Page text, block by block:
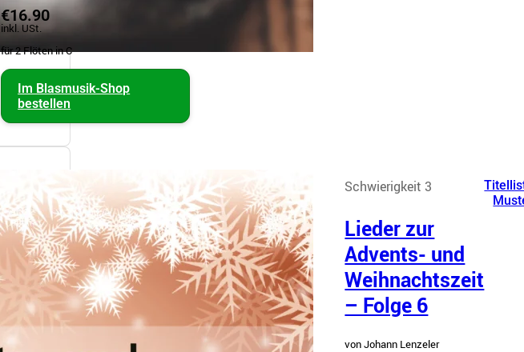
€16.90
inkl. USt.
für 2 Flöten in C
Im Blasmusik-Shop
bestellen
Schwierigkeit 3
Lieder zur
Advents- und
Weihnachtszeit
– Folge 6
von Johann Lenzeler